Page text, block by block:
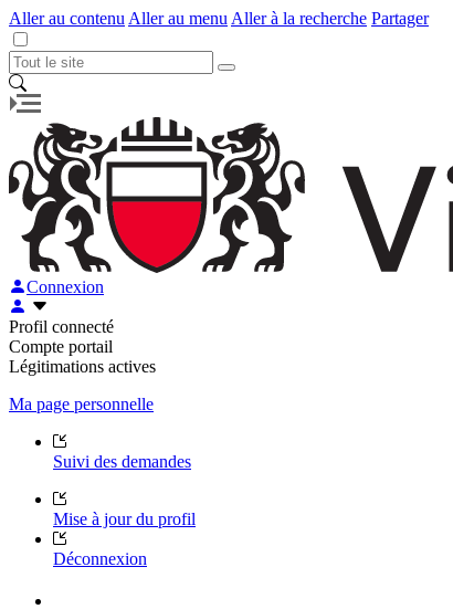
Aller au contenu Aller au menu Aller à la recherche Partager
Connexion
Profil connecté
Compte portail
Légitimations actives
Ma page personnelle
Suivi des demandes
Mise à jour du profil
Déconnexion